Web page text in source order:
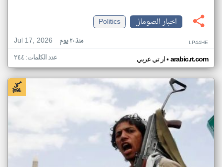
اخبار الصومال
Politics
Jul 17, 2026
منذ ٢٠ يوم LP44HE
ار تي عربي• arabic.rt.com عدد الكلمات: ٢٤٤